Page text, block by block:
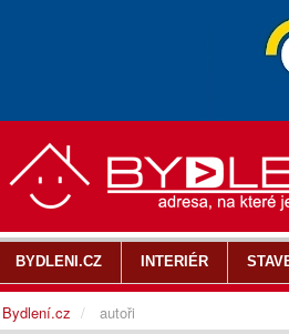
BYDLENI.CZ INTERIÉR
Bydlení.cz autoři